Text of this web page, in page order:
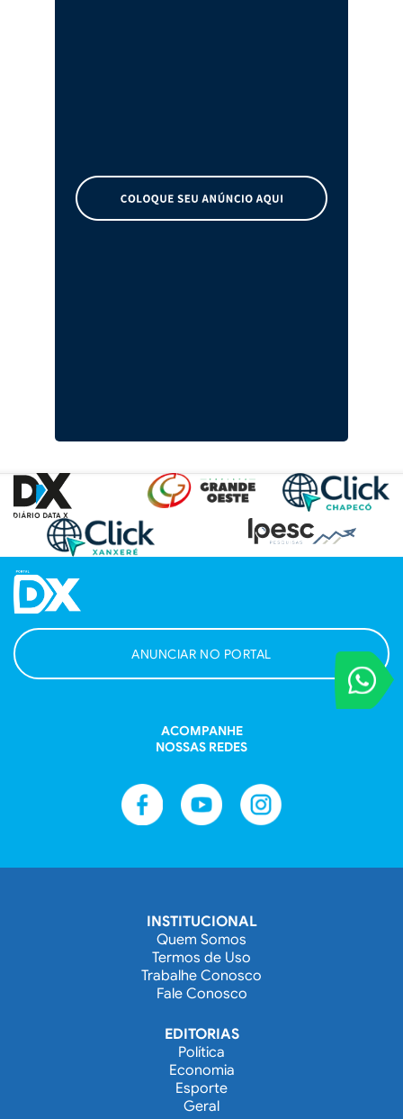
VOCÊ
Entre em
ANUNCIAR NO PORTAL
ACOMPANHE
NOSSAS REDES
INSTITUCIONAL
Quem Somos
Termos de Uso
Trabalhe Conosco
Fale Conosco
EDITORIAS
Política
Economia
Esporte
Geral